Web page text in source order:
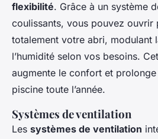
flexibilité. Grâce à un système
coulissants, vous pouvez ouvrir
totalement votre abri, modulant
l’humidité selon vos besoins.
augmente le confort et prolonge
piscine toute l’année.
Systèmes de ventilation
Les systèmes de ventilation